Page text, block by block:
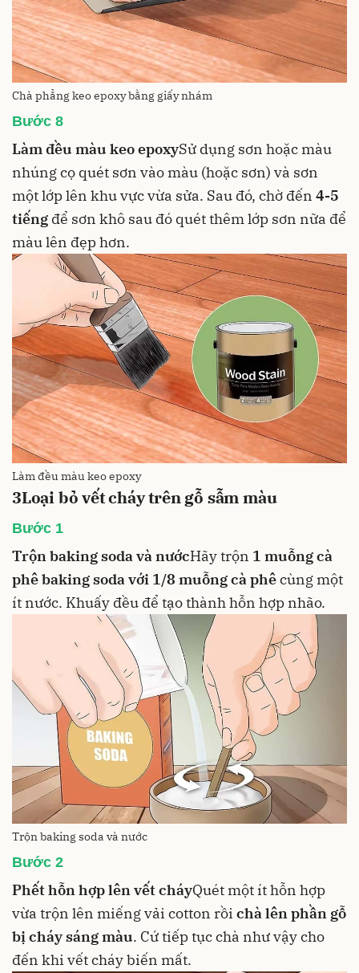
Chà phẳng keo epoxy bằng giấy nhám
Bước 8
Làm đều màu keo epoxySử dụng sơn hoặc màu
nhúng cọ quét sơn vào màu (hoặc sơn) và sơn
một lớp lên khu vực vừa sửa. Sau đó, chờ đến 4-5
tiếng để sơn khô sau đó quét thêm lớp sơn nữa để
màu lên đẹp hơn.
Làm đều màu keo epoxy
3Loại bỏ vết cháy trên gỗ sẫm màu
Bước 1
Trộn baking soda và nướcHãy trộn 1 muỗng cà
phêbaking sodavới 1/8 muỗng cà phêcùng một
ít nước. Khuấy đều để tạo thành hỗn hợp nhão.
Trộn baking soda và nước
Bước 2
Phết hỗn hợp lên vết cháyQuét một ít hỗn hợp
vừa trộn lên miếng vải cotton rồi chà lên phần gỗ
bị cháy sáng màu. Cứ tiếp tục chà như vậy cho
đến khi vết cháy biến mất.